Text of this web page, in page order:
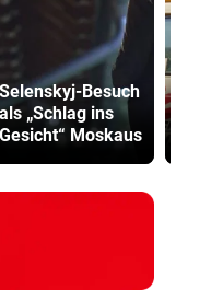
Selenskyj-Besuch
als „Schlag ins
Gesicht“ Moskaus